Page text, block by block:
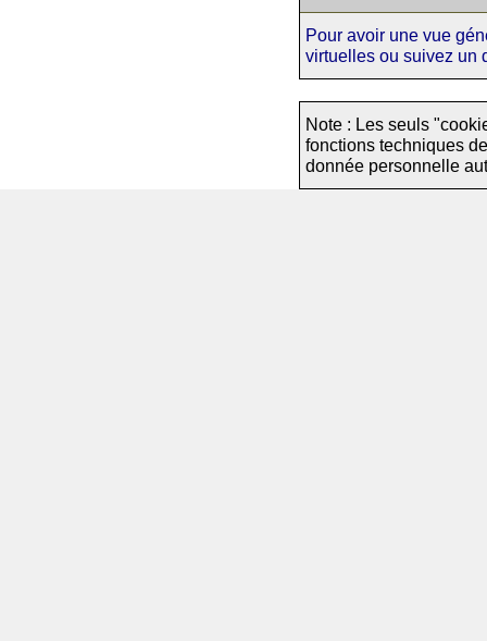
Pour avoir une vue
virtuelles ou suivez un
Note : Les seuls
fonctions techniques
donnée personnelle